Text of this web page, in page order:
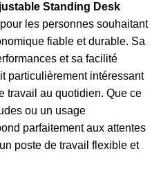
Standing Desk
les personnes souhaitant
fiable et durable. Sa
et sa facilité
particulièrement intéressant
travail au quotidien. Que ce
ou un usage
parfaitement aux attentes
poste de travail flexible et